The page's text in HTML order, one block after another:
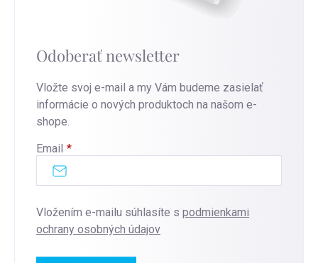
Odoberať newsletter
Vložte svoj e-mail a my Vám budeme zasielať
informácie o nových produktoch na našom e-
shope.
Email
Vložením e-mailu súhlasíte s podmienkami
ochrany osobných údajov